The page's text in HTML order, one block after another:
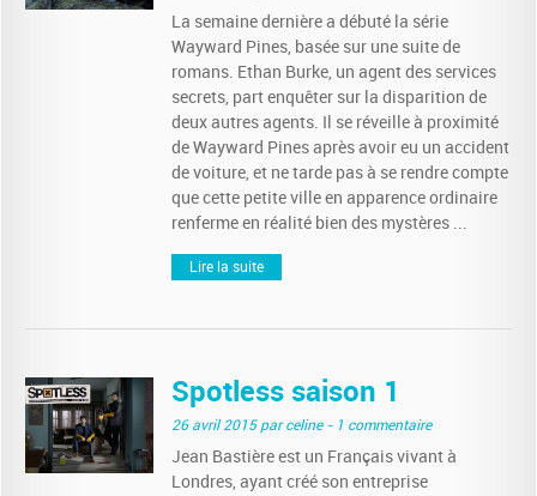
La semaine dernière a débuté la série
Wayward Pines, basée sur une suite de
romans. Ethan Burke, un agent des services
secrets, part enquêter sur la disparition de
deux autres agents. Il se réveille à proximité
de Wayward Pines après avoir eu un accident
de voiture, et ne tarde pas à se rendre compte
que cette petite ville en apparence ordinaire
renferme en réalité bien des mystères ...
Lire la suite
Spotless saison 1
26 avril 2015par celine- 1 commentaire
Jean Bastière est un Français vivant à
Londres, ayant créé son entreprise